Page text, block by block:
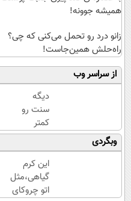
همیشه جوونه!
زانو درد رو تحمل می‌کنی که چی؟
راه‌حلش همین‌جاست!
از سراسر وب
دیگه
سنت رو
کمتر
حدس
میزنن😉
کرم
ضدچروک
گیاهی👈🏻
وبگردی
این کرم
گیاهی،مثل
اتو چروکای